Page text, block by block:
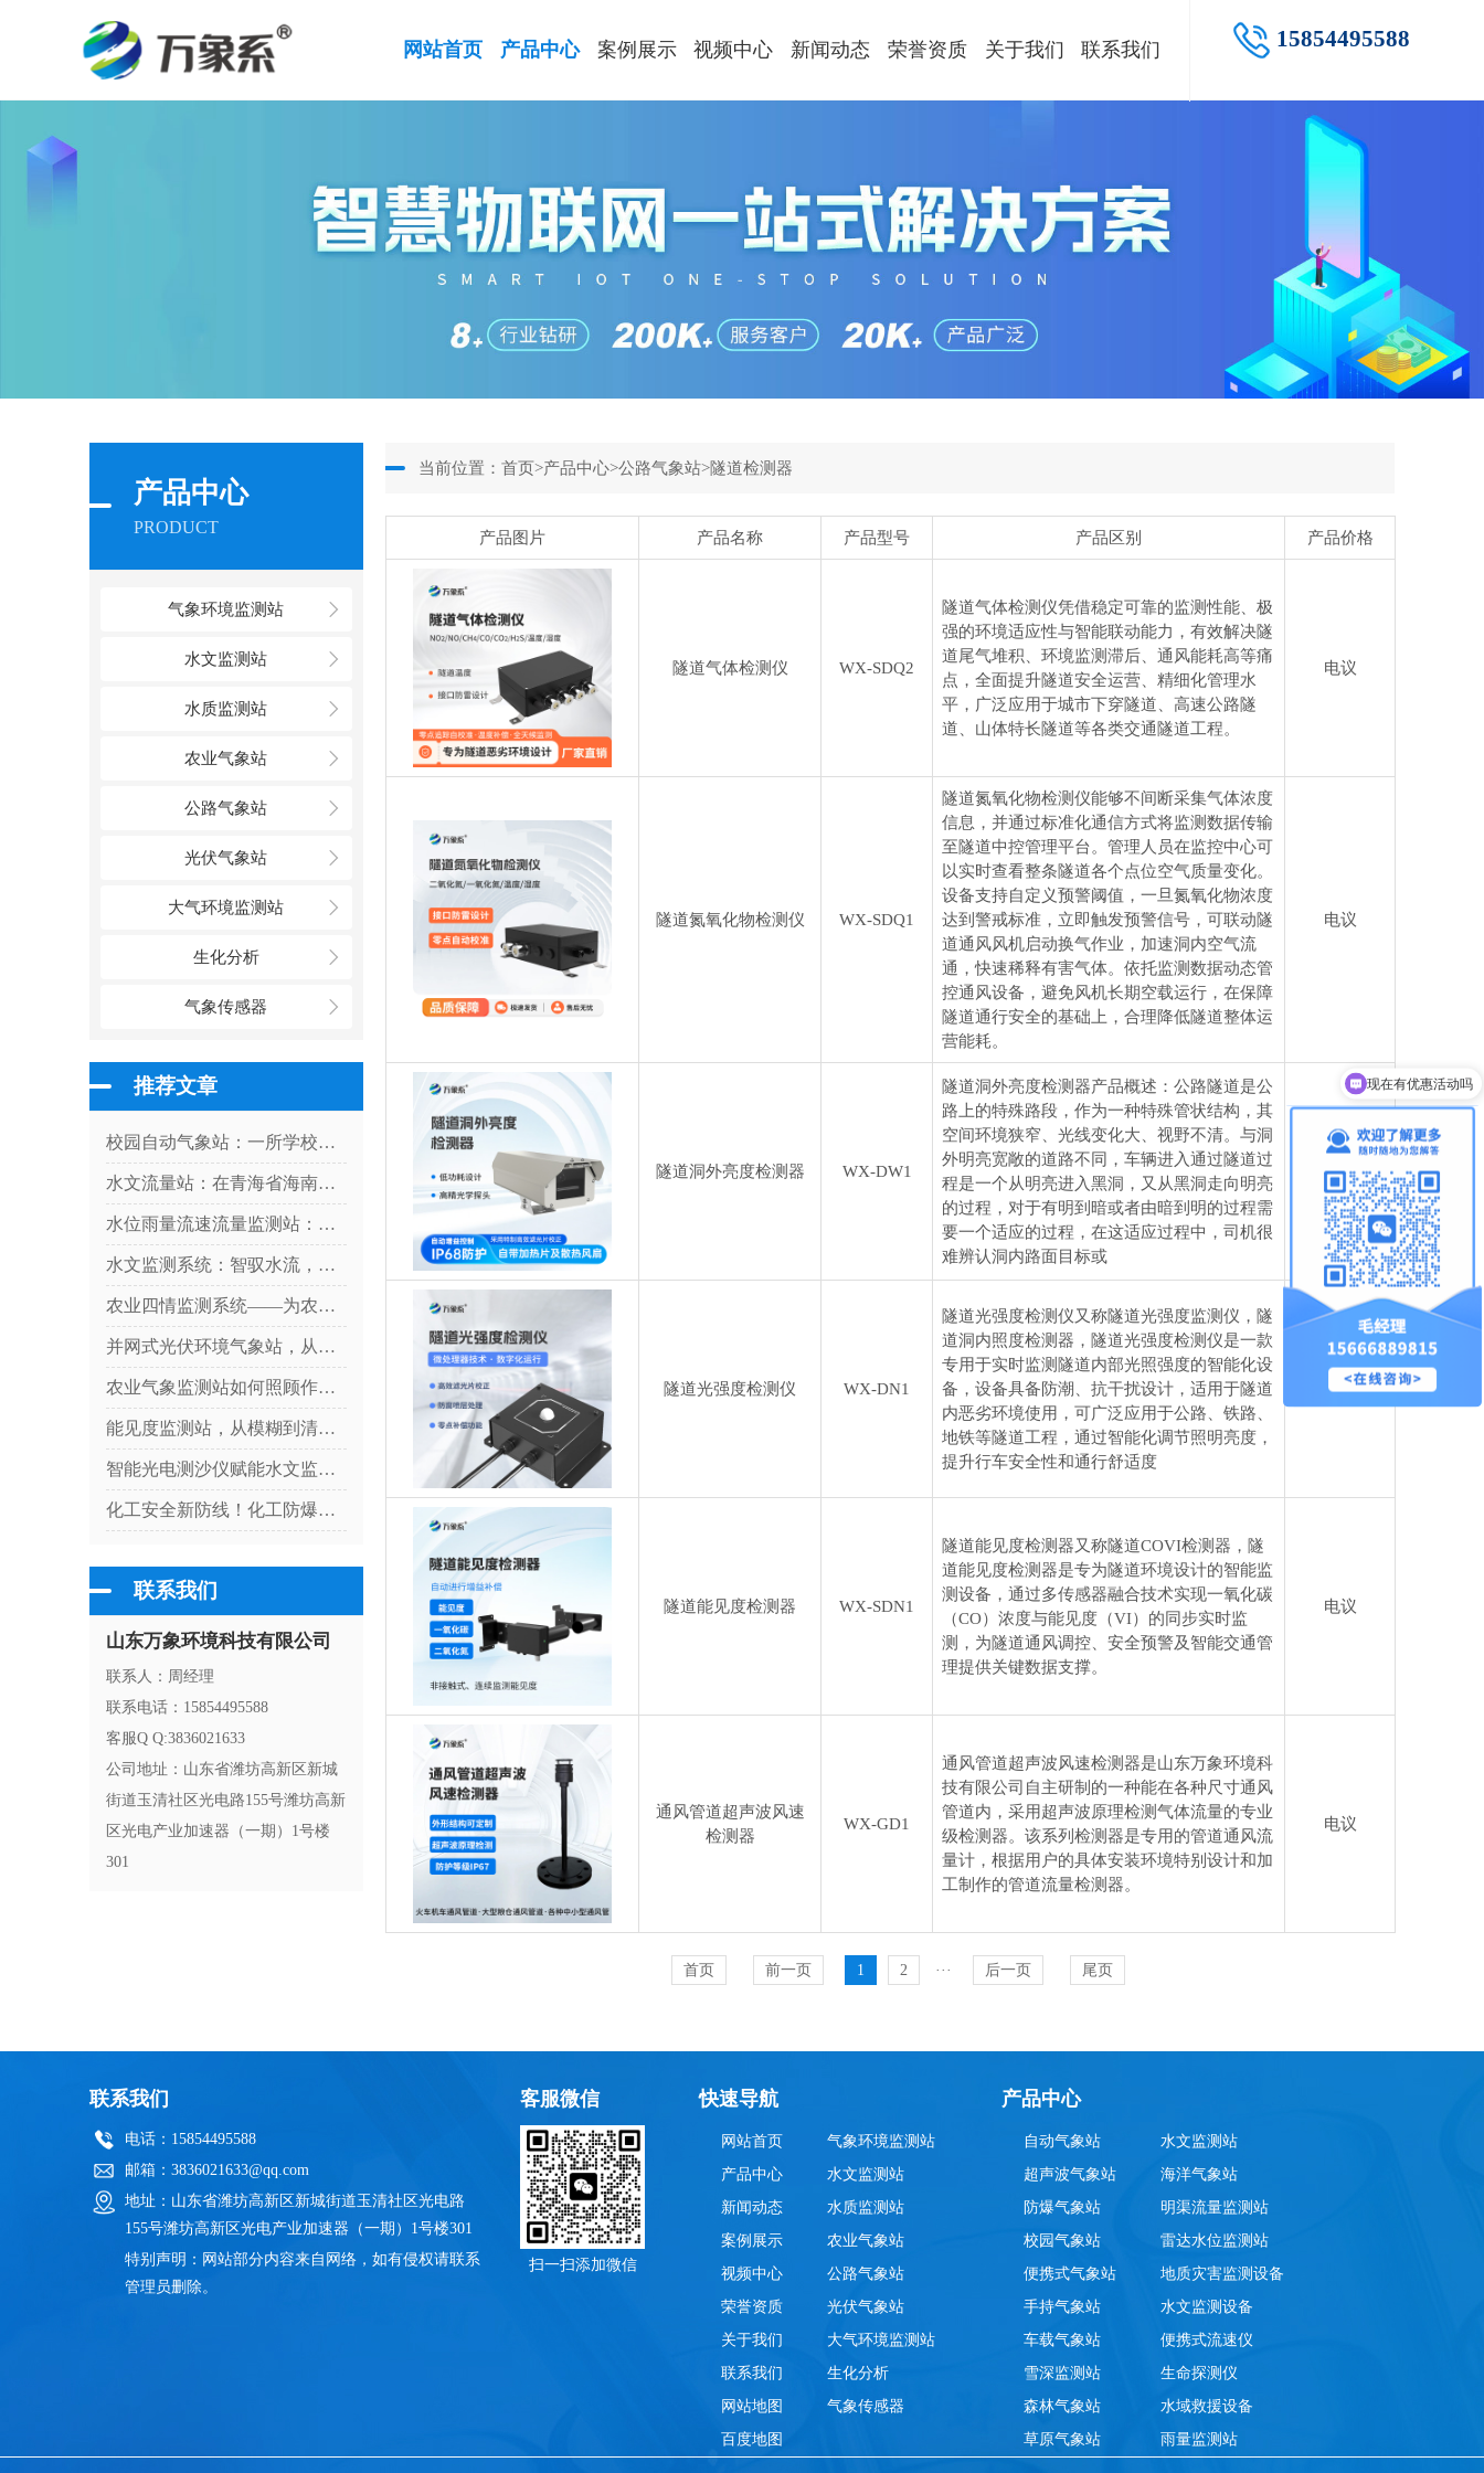
15854495588
网站首页 产品中心 案例展示 视频中心 新闻动态 荣誉资质 关于我们 联系我们
产品中心
PRODUCT
气象环境监测站
水文监测站
水质监测站
农业气象站
公路气象站
光伏气象站
大气环境监测站
生化分析
气象传感器
推荐文章
校园自动气象站：一所学校与天气的对话
水文流量站：在青海省海南州上的优势尽显
水位雨量流速流量监测站：硬核设计，多维感知水文变化
水文监测系统：智驭水流，守护流域安全
农业四情监测系统——为农业生产提供科学决策依据
并网式光伏环境气象站，从阳光到数据：气象站如何解码光伏发电密码？
农业气象监测站如何照顾作物？
能见度监测站，从模糊到清晰：一台设备如何看透迷雾中的危险
智能光电测沙仪赋能水文监测，实现水体含沙量智能精准管控
化工安全新防线！化工防爆气象站适配高危厂区气象监测
联系我们
山东万象环境科技有限公司
联系人：周经理
联系电话：15854495588
客服Q Q:3836021633
公司地址：山东省潍坊高新区新城
街道玉清社区光电路155号潍坊高新
区光电产业加速器（一期）1号楼
301
当前位置：首页>产品中心>公路气象站>隧道检测器
产品图片 产品名称 产品型号 产品区别 产品价格
隧道气体检测仪 WX-SDQ2
隧道气体检测仪凭借稳定可靠的监测性能、极
强的环境适应性与智能联动能力，有效解决隧
道尾气堆积、环境监测滞后、通风能耗高等痛
点，全面提升隧道安全运营、精细化管理水
平，广泛应用于城市下穿隧道、高速公路隧
道、山体特长隧道等各类交通隧道工程。
电议
隧道氮氧化物检测仪 WX-SDQ1
隧道氮氧化物检测仪能够不间断采集气体浓度
信息，并通过标准化通信方式将监测数据传输
至隧道中控管理平台。管理人员在监控中心可
以实时查看整条隧道各个点位空气质量变化。
设备支持自定义预警阈值，一旦氮氧化物浓度
达到警戒标准，立即触发预警信号，可联动隧
道通风风机启动换气作业，加速洞内空气流
通，快速稀释有害气体。依托监测数据动态管
控通风设备，避免风机长期空载运行，在保障
隧道通行安全的基础上，合理降低隧道整体运
营能耗。
电议
隧道洞外亮度检测器 WX-DW1
隧道洞外亮度检测器产品概述：公路隧道是公
路上的特殊路段，作为一种特殊管状结构，其
空间环境狭窄、光线变化大、视野不清。与洞
外明亮宽敞的道路不同，车辆进入通过隧道过
程是一个从明亮进入黑洞，又从黑洞走向明亮
的过程，对于有明到暗或者由暗到明的过程需
要一个适应的过程，在这适应过程中，司机很
难辨认洞内路面目标或
电议
隧道光强度检测仪 WX-DN1
隧道光强度检测仪又称隧道光强度监测仪，隧
道洞内照度检测器，隧道光强度检测仪是一款
专用于实时监测隧道内部光照强度的智能化设
备，设备具备防潮、抗干扰设计，适用于隧道
内恶劣环境使用，可广泛应用于公路、铁路、
地铁等隧道工程，通过智能化调节照明亮度，
提升行车安全性和通行舒适度
电议
隧道能见度检测器 WX-SDN1
隧道能见度检测器又称隧道COVI检测器，隧
道能见度检测器是专为隧道环境设计的智能监
测设备，通过多传感器融合技术实现一氧化碳
（CO）浓度与能见度（VI）的同步实时监
测，为隧道通风调控、安全预警及智能交通管
理提供关键数据支撑。
电议
通风管道超声波风速
检测器
WX-GD1
通风管道超声波风速检测器是山东万象环境科
技有限公司自主研制的一种能在各种尺寸通风
管道内，采用超声波原理检测气体流量的专业
级检测器。该系列检测器是专用的管道通风流
量计，根据用户的具体安装环境特别设计和加
工制作的管道流量检测器。
电议
首页 前一页 1 2 ··· 后一页 尾页
联系我们
电话：15854495588
邮箱：3836021633@qq.com
地址：山东省潍坊高新区新城街道玉清社区光电路
155号潍坊高新区光电产业加速器（一期）1号楼301
特别声明：网站部分内容来自网络，如有侵权请联系
管理员删除。
客服微信
扫一扫添加微信
快速导航
网站首页
产品中心
新闻动态
案例展示
视频中心
荣誉资质
关于我们
联系我们
网站地图
百度地图
气象环境监测站
水文监测站
水质监测站
农业气象站
公路气象站
光伏气象站
大气环境监测站
生化分析
气象传感器
产品中心
自动气象站
超声波气象站
防爆气象站
校园气象站
便携式气象站
手持气象站
车载气象站
雪深监测站
森林气象站
草原气象站
水文监测站
海洋气象站
明渠流量监测站
雷达水位监测站
地质灾害监测设备
水文监测设备
便携式流速仪
生命探测仪
水域救援设备
雨量监测站
现在有优惠活动吗